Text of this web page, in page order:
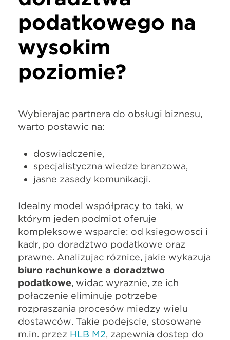
podatkowego na
wysokim
poziomie?
Wybierając partnera do obsługi biznesu,
warto postawić na:
doświadczenie,
specjalistyczną wiedzę branżową,
jasne zasady komunikacji.
Idealny model współpracy to taki, w
którym jeden podmiot oferuje
kompleksowe wsparcie: od księgowości i
kadr, po doradztwo podatkowe oraz
prawne. Analizując różnice, jakie wykazują
biuro rachunkowe a doradztwo
podatkowe, widać wyraźnie, że ich
połączenie eliminuje potrzebę
rozpraszania procesów między wielu
dostawców. Takie podejście, stosowane
m.in. przez HLB M2, zapewnia dostęp do